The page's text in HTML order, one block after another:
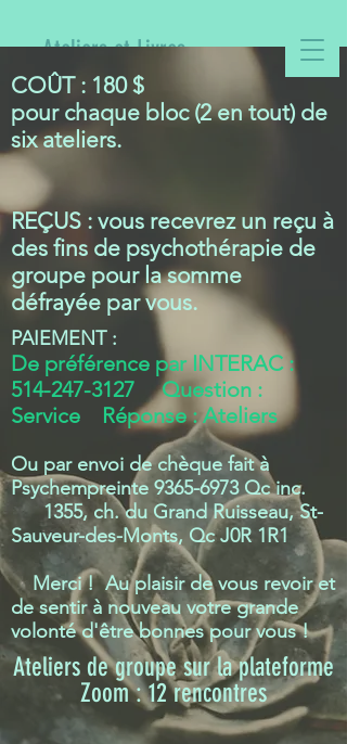
Ateliers et Livres
COÛT : 180 $
pour chaque bloc (2 en tout) de
six ateliers.
REÇUS : vous recevrez un reçu à
des fins de psychothérapie de
groupe pour la somme
défrayée par vous.
PAIEMENT :
De préférence par INTERAC :
514-247-3127 Question :
Service Réponse : Ateliers
Ou par envoi de chèque fait à
Psychempreinte 9365-6973Qc inc.
1355, ch. du Grand Ruisseau,St-
Sauveur-des-Monts, Qc J0R 1R1
Merci ! Au plaisir de vous revoir et
de sentir à nouveau votre grande
volonté d'être bonnes pour vous !
Ateliers de groupe sur la plateforme
Zoom : 12 rencontres